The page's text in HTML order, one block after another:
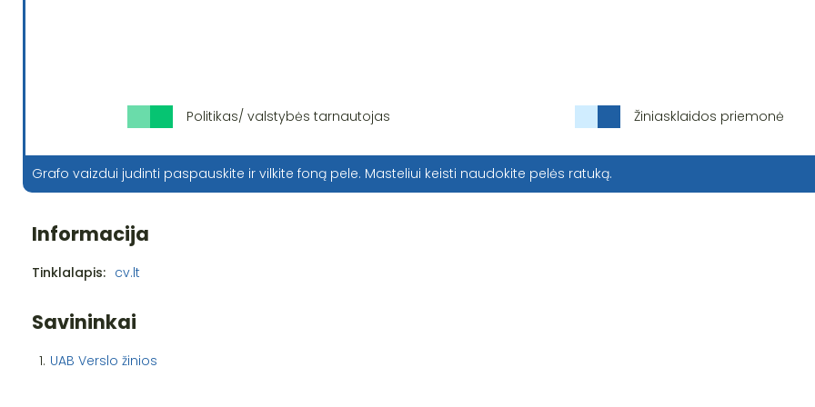
Politikas/ valstybės tarnautojas Žiniasklaidos priemonė
Grafo vaizdui judinti paspauskite ir vilkite foną pele. Masteliui keisti naudokite pelės ratuką.
Informacija
Tinklalapis: cv.lt
Savininkai
1. UAB Verslo žinios